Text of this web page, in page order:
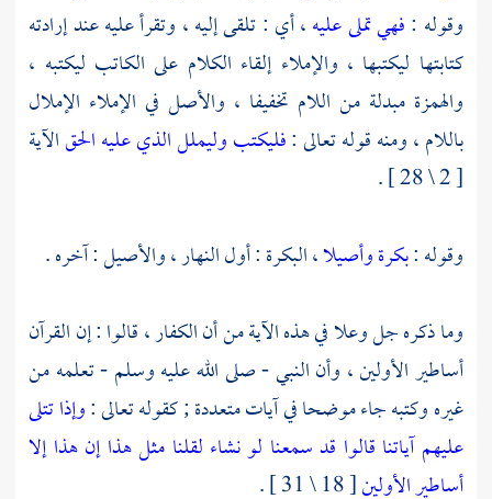
وقوله :فهي تملى عليه، أي : تلقى إليه ، وتقرأ عليه عند إرادته
كتابتها ليكتبها ، والإملاء إلقاء الكلام على الكاتب ليكتبه ،
والهمزة مبدلة من اللام تخفيفا ، والأصل في الإملاء الإملال
باللام ، ومنه قوله تعالى :فليكتب وليملل الذي عليه الحقالآية
[ 2 \ 28 ] .
وقوله :بكرة وأصيلا، البكرة : أول النهار ، والأصيل : آخره .
وما ذكره جل وعلا في هذه الآية من أن الكفار ، قالوا : إن القرآن
أساطير الأولين ، وأن النبي - صلى الله عليه وسلم - تعلمه من
غيره وكتبه جاء موضحا في آيات متعددة ; كقوله تعالى :وإذا تتلى
عليهم آياتنا قالوا قد سمعنا لو نشاء لقلنا مثل هذا إن هذا إلا
أساطير الأولين[ 18 \ 31 ] .